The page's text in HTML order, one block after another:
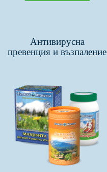
Антивирусна
превенция и възпаление